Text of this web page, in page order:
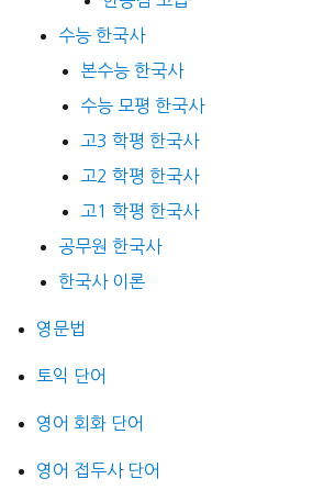
수능 한국사
본수능 한국사
수능 모평 한국사
고3 학평 한국사
고2 학평 한국사
고1 학평 한국사
공무원 한국사
한국사 이론
영문법
토익 단어
영어 회화 단어
영어 접두사 단어